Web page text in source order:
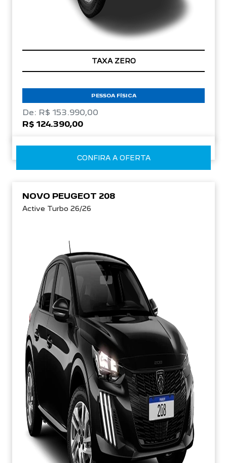
TAXA ZERO
PESSOA FÍSICA
De: R$ 153.990,00
R$ 124.390,00
CONFIRA A OFERTA
NOVO PEUGEOT 208
Active Turbo 26/26